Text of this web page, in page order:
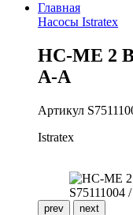
Главная
Насосы Istratex
HC-ME 2
A-A
Артикул
Istratex
prev next